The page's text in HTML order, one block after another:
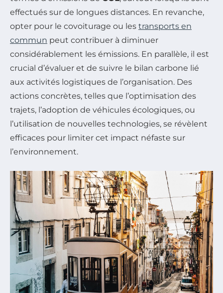
effectués sur de longues distances. En revanche,
opter pour le covoiturage ou les transports en
commun peut contribuer à diminuer
considérablement les émissions. En parallèle, il est
crucial d’évaluer et de suivre le bilan carbone lié
aux activités logistiques de l’organisation. Des
actions concrètes, telles que l’optimisation des
trajets, l’adoption de véhicules écologiques, ou
l’utilisation de nouvelles technologies, se révèlent
efficaces pour limiter cet impact néfaste sur
l’environnement.